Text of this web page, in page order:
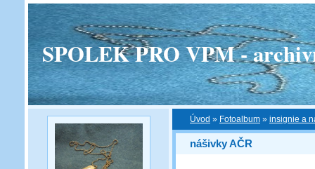
SPOLEK PRO VPM -
Úvod » Fotoalbum » insignie a
nášivky AČR